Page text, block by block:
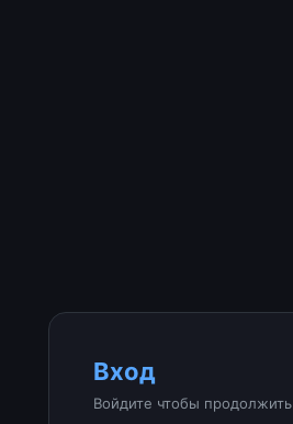
Вход
Войдите чтобы продолжить